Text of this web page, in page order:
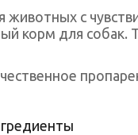
с
корм для собак.